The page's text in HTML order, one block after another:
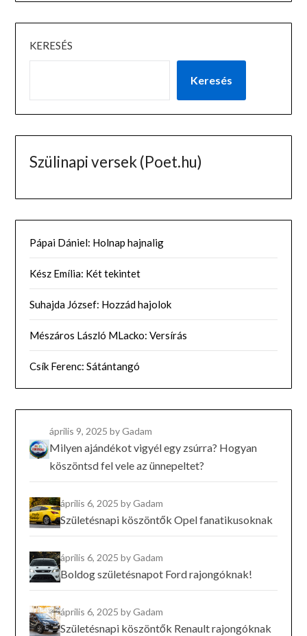
KERESÉS
Keresés
Szülinapi versek (Poet.hu)
Pápai Dániel: Holnap hajnalig
Kész Emília: Két tekintet
Suhajda József: Hozzád hajolok
Mészáros László MLacko: Versírás
Csík Ferenc: Sátántangó
április 9, 2025 by Gadam
Milyen ajándékot vigyél egy zsúrra? Hogyan
köszöntsd fel vele az ünnepeltet?
április 6, 2025by Gadam
Születésnapi köszöntők Opel fanatikusoknak
április 6, 2025by Gadam
Boldog születésnapot Ford rajongóknak!
április 6, 2025by Gadam
Születésnapi köszöntők Renault rajongóknak